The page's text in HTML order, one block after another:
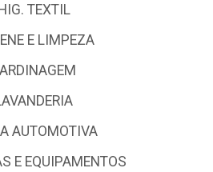
TEXTIL
E LIMPEZA
AUTOMOTIVA
E EQUIPAMENTOS